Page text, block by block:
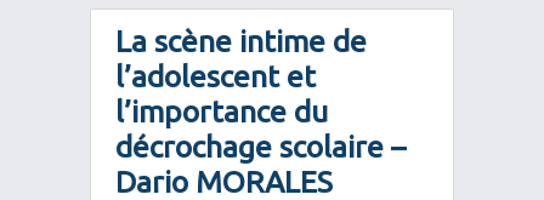
La scène intime de
l’adolescent et
l’importance du
décrochage scolaire –
Dario MORALES